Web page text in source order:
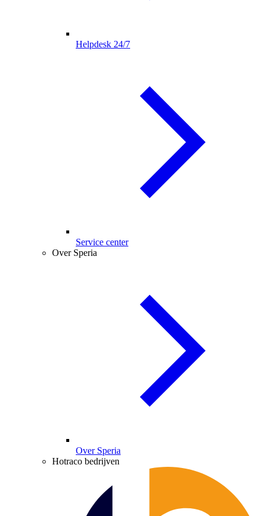
Helpdesk 24/7
Service center
Over Speria
Over Speria
Hotraco bedrijven